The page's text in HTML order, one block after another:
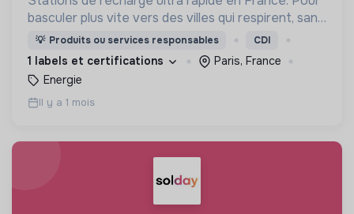
basculer plus vite vers des villes qui respirent, sans
CO₂ et sans bruit.
💡 Produits ou services responsables CDI
1 labels et certifications
Paris, France
Energie
Il y a 1 mois